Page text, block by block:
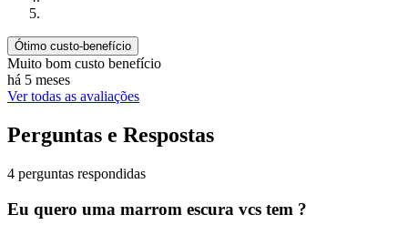
Ótimo custo-benefício
Muito bom custo benefício
há 5 meses
Ver todas as avaliações
Perguntas e Respostas
4 perguntas respondidas
Eu quero uma marrom escura vcs tem ?